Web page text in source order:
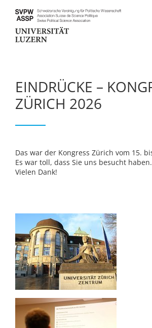
EINDRÜCKE –
ZÜRICH 2026
Das war der Kongress Zürich vom 15.
Es war toll, dass Sie uns besucht haben.
Vielen Dank!